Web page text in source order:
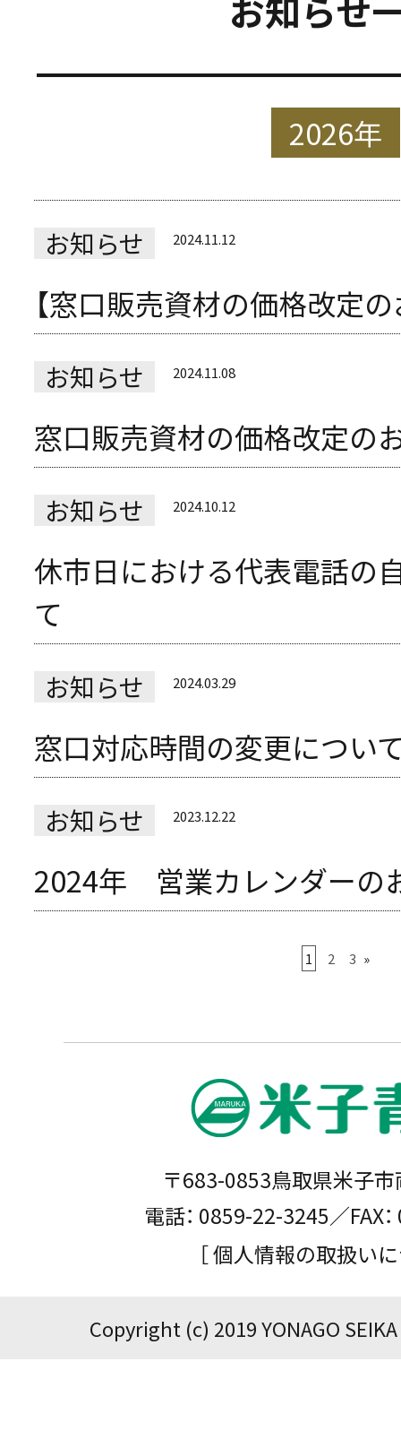
お知らせ
2026年
お知らせ 2024.11.12
【窓口販売資材の価格改定の
お知らせ 2024.11.08
窓口販売資材の価格改定の
お知らせ 2024.10.12
休市日における代表電話の
て
お知らせ 2024.03.29
窓口対応時間の変更につい
お知らせ 2023.12.22
2024年 営業カレンダーの
1 2 3 »
〒683-0853鳥取県米子
電話： 0859-22-3245／FAX
［ 個人情報の取扱いに
Copyright (c) 2019 YONAGO